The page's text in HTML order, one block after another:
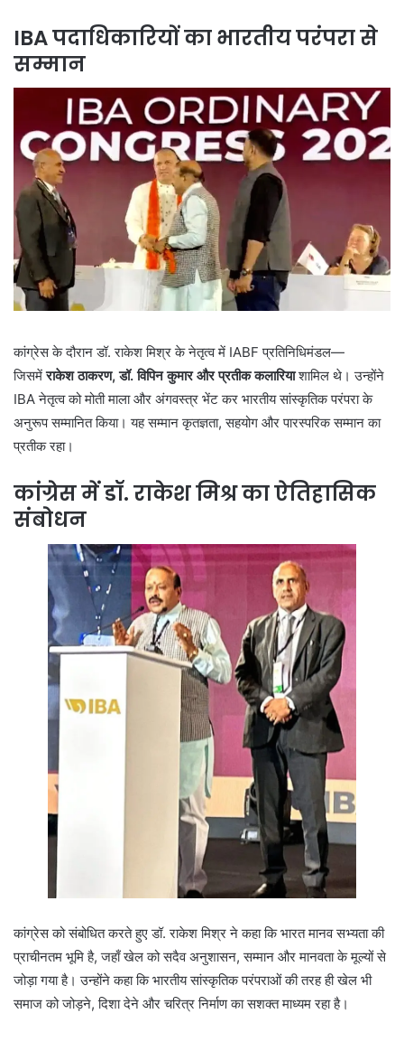
IBA पदाधिकारियों का भारतीय परंपरा से
सम्मान
कांग्रेस के दौरान डॉ. राकेश मिश्र के नेतृत्व में IABF प्रतिनिधिमंडल—
जिसमेंराकेश ठाकरण, डॉ. विपिन कुमार और प्रतीक कलारियाशामिल थे। उन्होंने
IBA नेतृत्व को मोती माला और अंगवस्त्र भेंट कर भारतीय सांस्कृतिक परंपरा के
अनुरूप सम्मानित किया। यह सम्मान कृतज्ञता, सहयोग और पारस्परिक सम्मान का
प्रतीक रहा।
कांग्रेस में डॉ. राकेश मिश्र का ऐतिहासिक
संबोधन
कांग्रेस को संबोधित करते हुए डॉ. राकेश मिश्र ने कहा कि भारत मानव सभ्यता की
प्राचीनतम भूमि है, जहाँ खेल को सदैव अनुशासन, सम्मान और मानवता के मूल्यों से
जोड़ा गया है। उन्होंने कहा कि भारतीय सांस्कृतिक परंपराओं की तरह ही खेल भी
समाज को जोड़ने, दिशा देने और चरित्र निर्माण का सशक्त माध्यम रहा है।